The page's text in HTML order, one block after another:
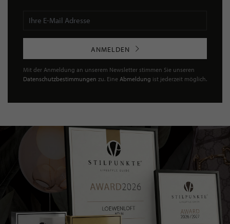
ANMELDEN
Mit der Anmeldung an unserem Newsletter stimmen Sie unseren
Datenschutzbestimmungen zu. Eine Abmeldung ist jederzeit möglich.